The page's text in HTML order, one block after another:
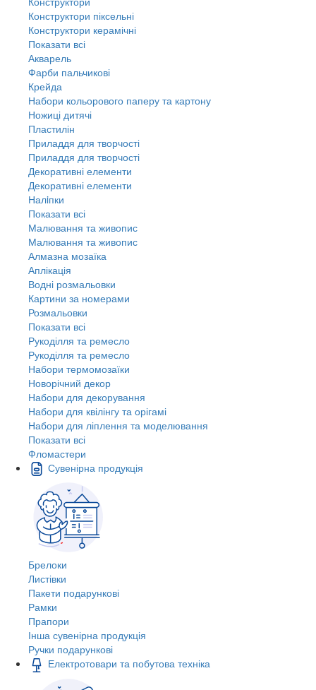
Конструктори піксельні
Конструктори керамічні
Показати всі
Акварель
Фарби пальчикові
Крейда
Набори кольорового паперу та картону
Ножиці дитячі
Пластилін
Приладдя для творчості
Приладдя для творчості
Декоративні елементи
Декоративні елементи
Налiпки
Показати всі
Малювання та живопис
Малювання та живопис
Алмазна мозаїка
Аплікація
Водні розмальовки
Картини за номерами
Розмальовки
Показати всі
Рукоділля та ремесло
Рукоділля та ремесло
Набори термомозаїки
Новорічний декор
Набори для декорування
Набори для квілінгу та орігамі
Набори для ліплення та моделювання
Показати всі
Фломастери
Сувенірна продукція
Брелоки
Листівки
Пакети подарункові
Рамки
Прапори
Інша сувенірна продукція
Ручки подарункові
Електротовари та побутова техніка